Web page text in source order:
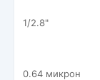
1/2.8"
0.64 микрон